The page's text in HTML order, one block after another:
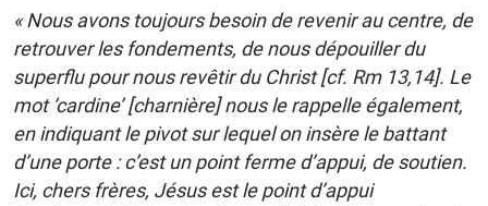
« Nous avons toujours besoin de revenir au centre, de
retrouver les fondements, de nous dépouiller du
superflu pour nous revêtir du Christ [cf. Rm 13,14]. Le
mot ‘cardine’ [charnière] nous le rappelle également,
en indiquant le pivot sur lequel on insère le battant
d’une porte : c’est un point ferme d’appui, de soutien.
Ici, chers frères, Jésus est le point d’appui